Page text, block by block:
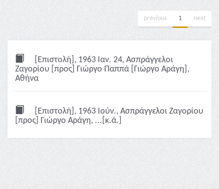
previous 1 next
[Επιστολή], 1963 Ιαν. 24, Ασπράγγελοι
Ζαγορίου [προς] Γιώργο Παππά [Γιώργο Αράγη],
Αθήνα
[Επιστολή], 1963 Ιούν., Ασπράγγελοι Ζαγορίου
[προς] Γιώργο Αράγη, ...[κ.ά.]